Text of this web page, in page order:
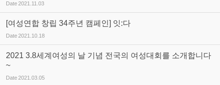
Date2021.11.03
[여성연합 창립 34주년 캠페인] 잇:다
Date2021.10.18
2021 3.8세계여성의 날 기념 전국의 여성대회를 소개합니다
~
Date2021.03.05